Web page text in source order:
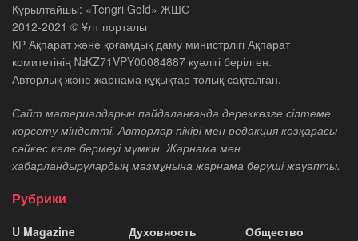
Құрылтайшы: «Tengri Gold» ЖШС
2012-2021 © Ұлт порталы
ҚР Ақпарат және қоғамдық даму министрлігі Ақпарат
комитетінің №KZ71VPY00084887 куәлігі берілген.
Авторлық және жарнама құқықтар толық сақталған.
Сайт материалдарын пайдаланғанда дереккөзге сілтеме
көрсету міндетті. Авторлар пікірі мен редакция көзқарасы
сәйкес келе бермеуі мүмкін. Жарнама мен
хабарландырулардың мазмұнына жарнама беруші жауапты.
Рубрики
U Magazine
Духовность
Общество